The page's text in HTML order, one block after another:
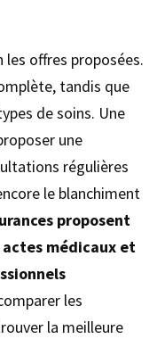
offres proposées.
tandis que
de soins. Une
une
régulières
le blanchiment
proposent
médicaux et
les
la meilleure